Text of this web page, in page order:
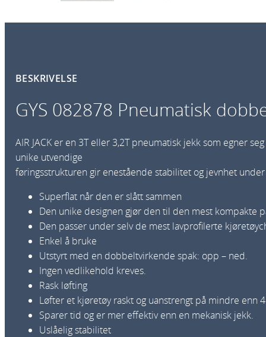
BESKRIVELSE
GYS 082878 Pneumatisk
AIR JACK er en 3T eller 3,2T pneumatisk jekk som egner
unike utvendige
føringsstrukturen gir enestående stabilitet og jevnhet
Superflat når den er slått sammen
Den unike designen gjør den til den mest kompakte
Den passer under selv de mest lavprofilerte
Enkel å bruke
Utstyrt med en dobbeltvirkende spak: opp – ned.
Ingen vedlikehold kreves.
Rask løfting
Løfter et kjøretøy raskt og uanstrengt på mindre enn
Sparer tid og er mer effektiv enn en mekanisk jekk.
Uslåelig stabilitet